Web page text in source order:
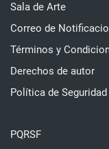
Sala de Arte
Correo de
Términos y
Derechos de autor
Política de
PQRSF